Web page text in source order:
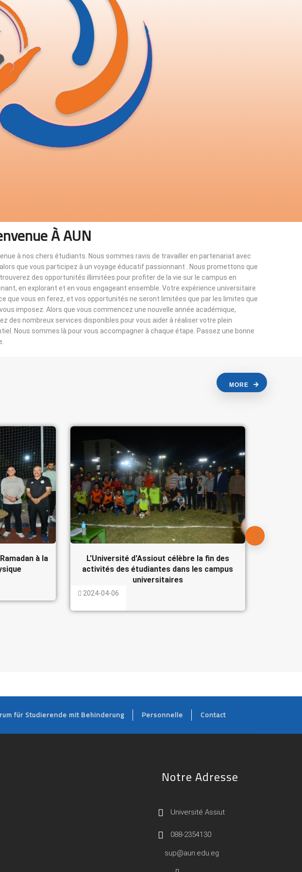
À AUN
à nos chers étudiants. Nous sommes ravis de travailler en partenariat avec
que vous participez à un voyage éducatif passionnant . Nous promettons que
des opportunités illimitées pour profiter de la vie sur le campus en
en explorant et en vous engageant ensemble. Votre expérience universitaire
que vous en ferez, et vos opportunités ne seront limitées que par les limites que
imposez. Alors que vous commencez une nouvelle année académique,
des nombreux services disponibles pour vous aider à réaliser votre plein
Nous sommes là pour vous accompagner à chaque étape. Passez une bonne
MORE
à la
L'Université d'Assiout célèbre la fin des
activités des étudiantes dans les campus
universitaires
2024-04-06
für Studierende mit Behinderung Personnelle Contact
Notre Adresse
Université Assiut
088-2354130
sup@aun.edu.eg